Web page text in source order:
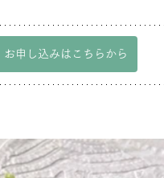
お申し込みはこちらから